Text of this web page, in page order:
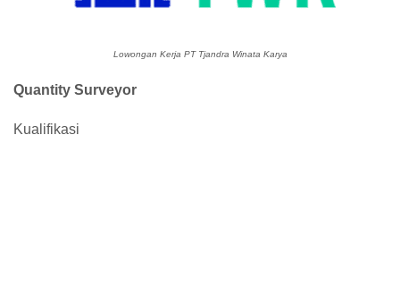
Lowongan Kerja PT Tjandra Winata Karya
Quantity Surveyor
Kualifikasi